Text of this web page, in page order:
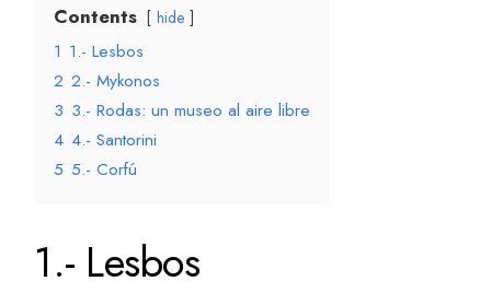
Contents hide
1 1.- Lesbos
2 2.- Mykonos
3 3.- Rodas: un museo al aire libre
4 4.- Santorini
5 5.- Corfú
1.- Lesbos